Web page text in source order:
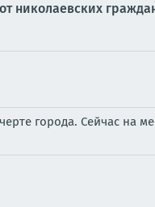
николаевских
города. Сейчас на